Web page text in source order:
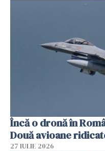
Încă o dronă în
Două avioane
27 IULIE 2026